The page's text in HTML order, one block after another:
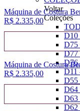
Voltar
Coleções
D10
D75
D77
D76
D11
D55
D64
D63
D62
Máquina de Costura
R$ 2.335,00
Máquina de Costura
R$ 2.335,00